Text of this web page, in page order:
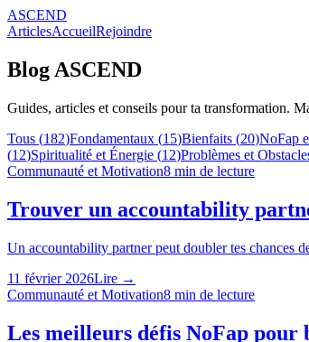
ASCEND
ArticlesAccueilRejoindre
Blog ASCEND
Guides, articles et conseils pour ta transformation.
Tous (182)Fondamentaux (15)Bienfaits (20)NoFap
(12)Spiritualité et Énergie (12)Problèmes et
Communauté et Motivation8 min de lecture
Trouver un accountability
Un accountability partner peut doubler tes chances
11 février 2026Lire →
Communauté et Motivation8 min de lecture
Les meilleurs défis NoFap pour